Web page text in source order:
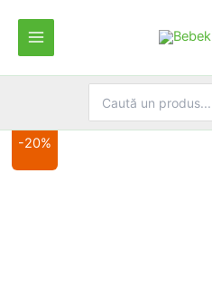
content
for:
-20%